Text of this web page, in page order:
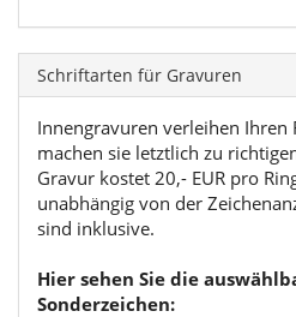
Schriftarten für Gravuren
Innengravuren verleihen
machen sie letztlich zu
Gravur kostet 20,- EUR pro
unabhängig von der
sind inklusive.
Hier sehen Sie die
Sonderzeichen: